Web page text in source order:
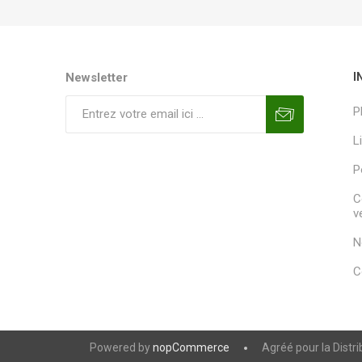
Newsletter
Powered bynopCommerce Agréé pour la